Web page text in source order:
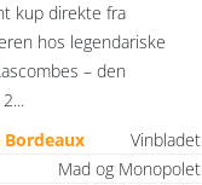
kup direkte fra
hos legendariske
– den
Vinbladet
Mad og Monopolet